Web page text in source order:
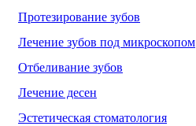
Протезирование зубов
Лечение зубов под микроскопом
Отбеливание зубов
Лечение десен
Эстетическая стоматология